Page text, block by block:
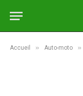
Accueil » Auto-moto »